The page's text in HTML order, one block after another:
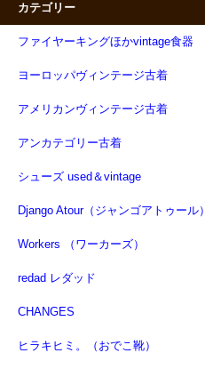
カテゴリー
ファイヤーキングほかvintage食器
ヨーロッパヴィンテージ古着
アメリカンヴィンテージ古着
アンカテゴリー古着
シューズ used＆vintage
Django Atour（ジャンゴアトゥール）
Workers （ワーカーズ）
redad レダッド
CHANGES
ヒラキヒミ。（おでこ靴）